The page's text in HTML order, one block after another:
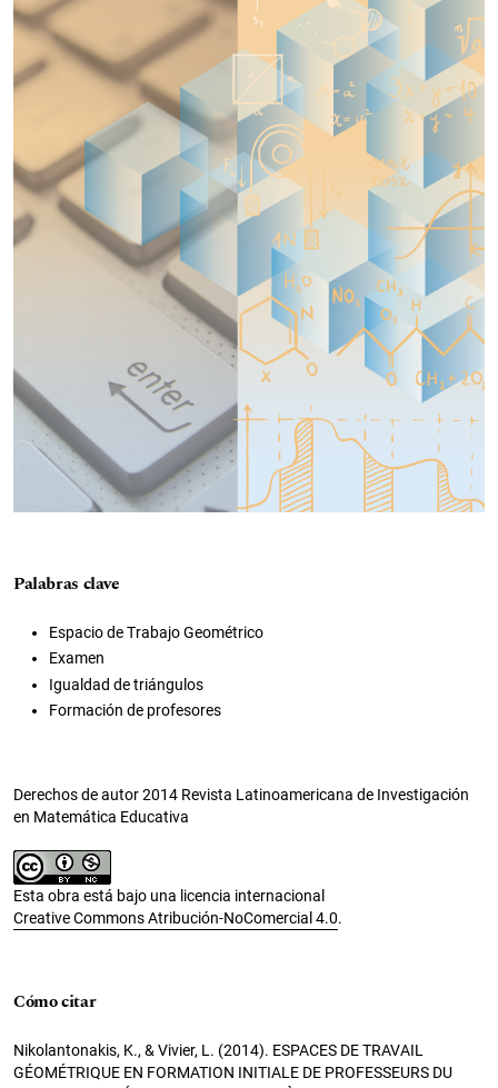
Palabras clave
Espacio de Trabajo Geométrico
Examen
Igualdad de triángulos
Formación de profesores
Derechos de autor 2014 Revista Latinoamericana de Investigación
en Matemática Educativa
Esta obra está bajo una licencia internacional
Creative Commons Atribución-NoComercial 4.0.
Cómo citar
Nikolantonakis, K., & Vivier, L. (2014). ESPACES DE TRAVAIL
GÉOMÉTRIQUE EN FORMATION INITIALE DE PROFESSEURS DU